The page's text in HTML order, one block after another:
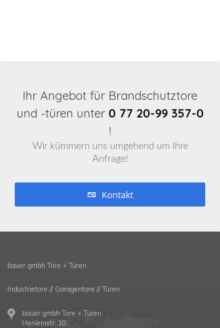
Ihr Angebot für Brandschutztore
und -türen unter 0 77 20-99 357-0
!
Wir kümmern uns umgehend um Ihre
Anfrage!
Kontakt
bauer gmbh Tore + Türen
Industrietore // Garagentore // Türen
bauer gmbh Tore + Türen
Henleinstr. 10